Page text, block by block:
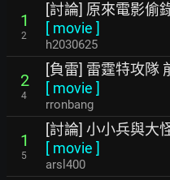
1
2
[討論] 原來電影偷
[ movie ]
h2030625
2
4
[負雷] 雷霆特攻隊
[ movie ]
rronbang
1
5
[討論] 小小兵與大
[ movie ]
arsl400